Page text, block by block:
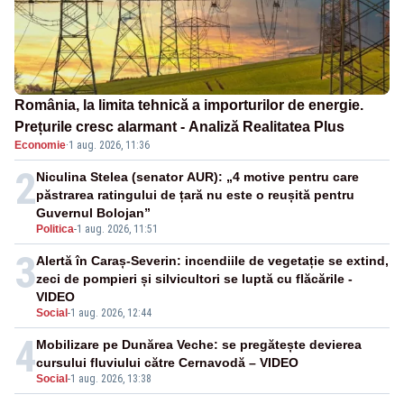
România, la limita tehnică a importurilor de energie.
Prețurile cresc alarmant - Analiză Realitatea Plus
Economie·1 aug. 2026, 11:36
2
Politica-1 aug. 2026, 11:51
Niculina Stelea (senator AUR): „4 motive pentru care
păstrarea ratingului de țară nu este o reușită pentru
Guvernul Bolojan”
3
Social -1 aug. 2026, 12:44
Alertă în Caraș-Severin: incendiile de vegetație se extind,
zeci de pompieri și silvicultori se luptă cu flăcările -
VIDEO
4Social -1 aug. 2026, 13:38
Mobilizare pe Dunărea Veche: se pregătește devierea
cursului fluviului către Cernavodă – VIDEO